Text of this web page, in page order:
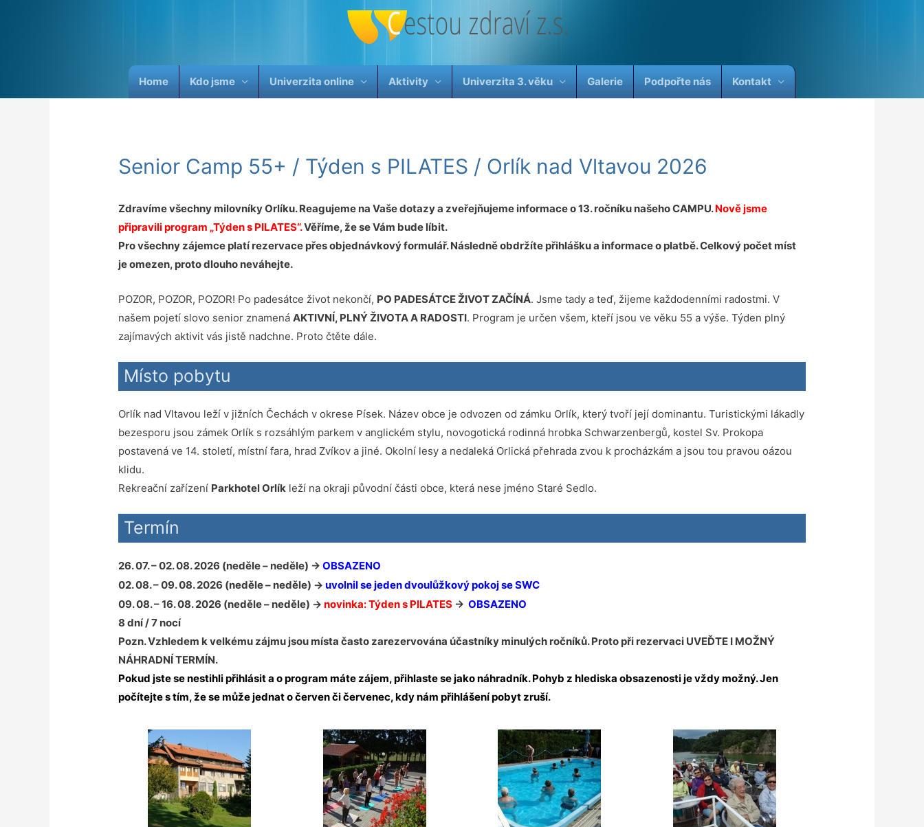
Home Kdo jsme Univerzita online Aktivity Univerzita 3. věku Galerie Podpořte nás Kontakt
Senior Camp 55+ / Týden s PILATES / Orlík nad Vltavou 2026
Zdravíme všechny milovníky Orlíku. Reagujeme na Vaše dotazy a zveřejňujeme informace o 13. ročníku našeho CAMPU.Nově jsme
připravili program „Týden s PILATES“.Věříme, že se Vám bude líbit.
Pro všechny zájemce platí rezervace přes objednávkový formulář. Následně obdržíte přihlášku a informace o platbě. Celkový počet míst
je omezen, proto dlouho neváhejte.
POZOR, POZOR, POZOR! Po padesátce život nekončí, PO PADESÁTCE ŽIVOT ZAČÍNÁ. Jsme tady a teď, žijeme každodenními radostmi. V
našem pojetí slovo senior znamenáAKTIVNÍ, PLNÝ ŽIVOTA A RADOSTI. Program je určen všem, kteří jsou ve věku 55 a výše. Týden plný
zajímavých aktivit vás jistě nadchne. Proto čtěte dále.
Místo pobytu
Orlík nad Vltavou leží v jižních Čechách v okrese Písek. Název obce je odvozen od zámku Orlík, který tvoří její dominantu. Turistickými lákadly
bezesporu jsou zámek Orlík s rozsáhlým parkem v anglickém stylu, novogotická rodinná hrobka Schwarzenbergů, kostel Sv. Prokopa
postavená ve 14. století, místní fara, hrad Zvíkov a jiné. Okolní lesy a nedaleká Orlická přehrada zvou k procházkám a jsou tou pravou oázou
klidu.
Rekreační zařízení Parkhotel Orlík leží na okraji původní části obce, která nese jméno Staré Sedlo.
Termín
26. 07. – 02. 08. 2026 (neděle – neděle) ->OBSAZENO
02. 08. – 09. 08. 2026 (neděle – neděle) ->uvolnil se jeden dvoulůžkový pokoj se SWC
09. 08. – 16. 08. 2026 (neděle – neděle) ->novinka: Týden s PILATES -> OBSAZENO
8 dní / 7 nocí
Pozn.Vzhledem k velkému zájmu jsou místa často zarezervována účastníky minulých ročníků. Proto při rezervaci UVEĎTE I MOŽNÝ
NÁHRADNÍ TERMÍN.
Pokud jste se nestihli přihlásit a o program máte zájem, přihlaste se jako náhradník. Pohyb z hlediska obsazenosti je vždy možný. Jen
počítejte s tím, že se může jednat o červen či červenec, kdy nám přihlášení pobyt zruší.